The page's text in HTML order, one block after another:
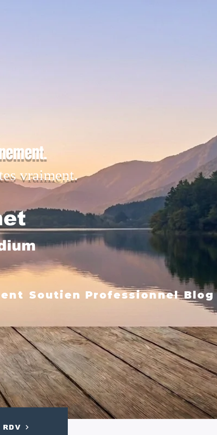
vraiment.
RDV
Soutien Professionnel Blog